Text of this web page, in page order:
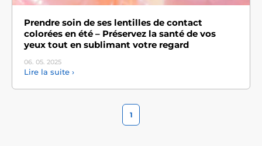
Prendre soin de ses lentilles de contact
colorées en été – Préservez la santé de vos
yeux tout en sublimant votre regard
06. 05. 2025
Lire la suite ›
1